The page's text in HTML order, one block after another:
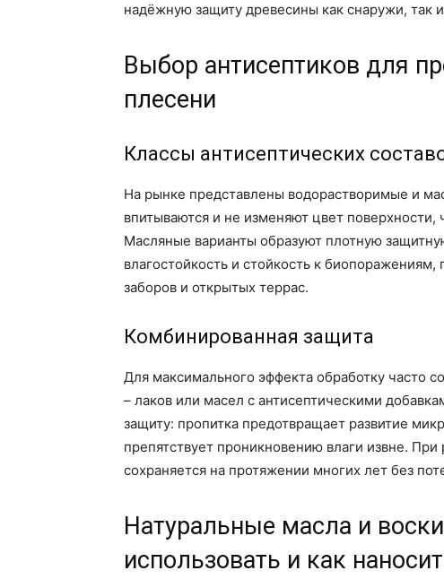
надёжную защиту древесины как снаружи, так
Выбор антисептиков для
плесени
Классы антисептических
На рынке представлены водорастворимые и
впитываются и не изменяют цвет
Масляные варианты образуют плотную
влагостойкость и стойкость к
заборов и открытых террас.
Комбинированная защита
Для максимального эффекта обработку часто
– лаков или масел с антисептическими
защиту: пропитка предотвращает развитие
препятствует проникновению влаги извне.
сохраняется на протяжении многих лет без
Натуральные масла и
использовать и как